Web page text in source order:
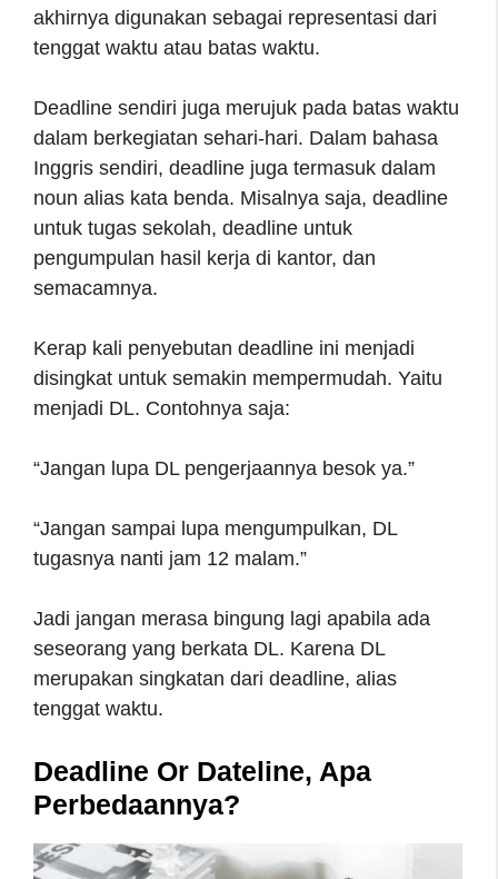
akhirnya digunakan sebagai representasi dari
tenggat waktu atau batas waktu.
Deadline sendiri juga merujuk pada batas waktu
dalam berkegiatan sehari-hari. Dalam bahasa
Inggris sendiri, deadline juga termasuk dalam
noun alias kata benda. Misalnya saja, deadline
untuk tugas sekolah, deadline untuk
pengumpulan hasil kerja di kantor, dan
semacamnya.
Kerap kali penyebutan deadline ini menjadi
disingkat untuk semakin mempermudah. Yaitu
menjadi DL. Contohnya saja:
“Jangan lupa DL pengerjaannya besok ya.”
“Jangan sampai lupa mengumpulkan, DL
tugasnya nanti jam 12 malam.”
Jadi jangan merasa bingung lagi apabila ada
seseorang yang berkata DL. Karena DL
merupakan singkatan dari deadline, alias
tenggat waktu.
Deadline Or Dateline, Apa
Perbedaannya?